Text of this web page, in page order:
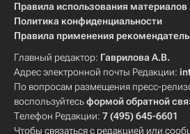
Правила использования материалов
Политика конфиденциальности
Правила применения
Главный редактор: Гаврилова А.В.
Адрес электронной почты Редакции:
По вопросам размещения пресс-
воспользуйтесьформой обратной
Телефон Редакции: 7 (495) 645-6601
Чтобы связаться с редакцией или